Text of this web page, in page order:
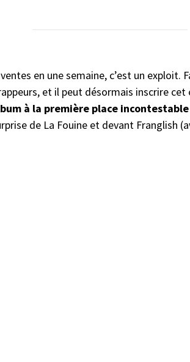
en une semaine, c’est un exploit.
et il peut désormais inscrire
à la première place
de La Fouine et devant Franglish